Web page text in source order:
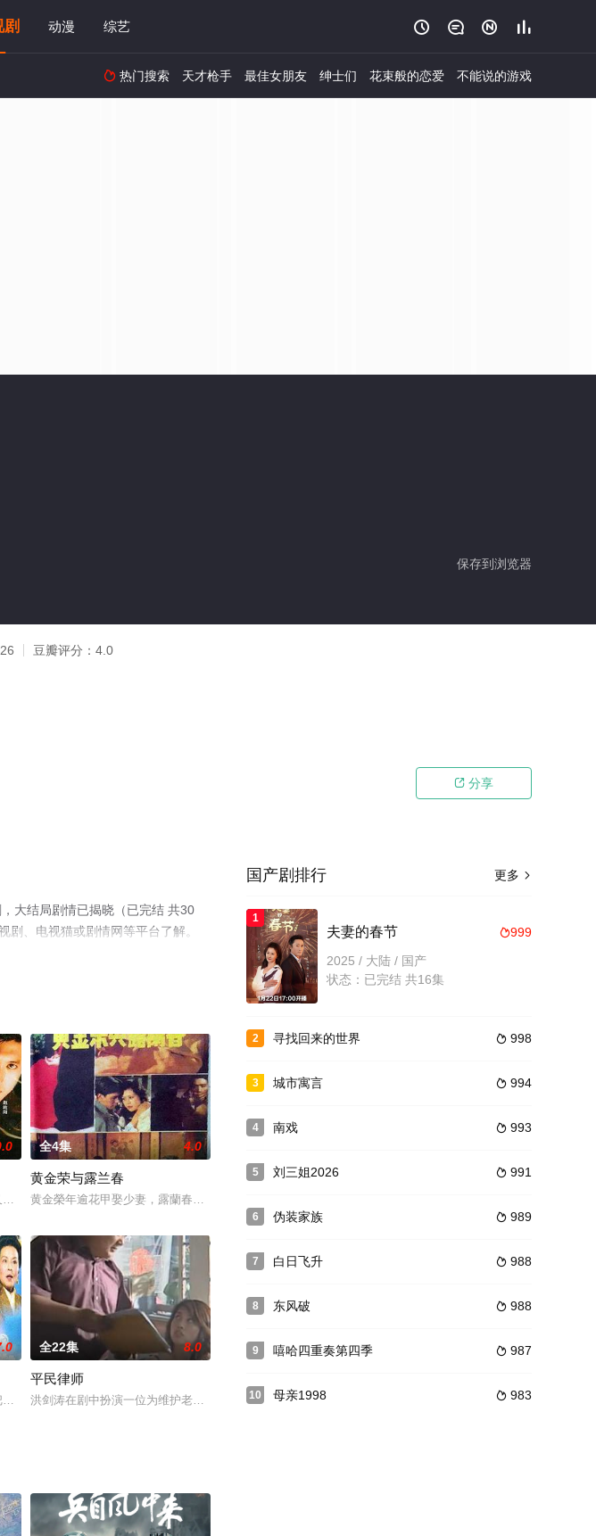
剧 动漫 综艺    
 热门搜索 天才枪手 最佳女朋友 绅士们 花束般的恋爱 不能说的游戏
保存到浏览器
豆瓣评分： 4.0
 分享
大结局剧情已揭晓（已完结 共30
、电视猫或剧情网等平台了解。
老同学闻仲三实施系列罪行：利用兄长尸体掩盖恶行、追逼玉
人追杀灭口；走投无路的沈洋制造了轰动一时的劫机事件，刑警队重案 A组组长江楠奉命乔装医生，经过殊死搏
全4集 4.0
黄金荣与露兰春
黄金榮年逾花甲娶少妻，露蘭春含悲忍痛青絲伴白发。老色狼喜新厭舊强辱少女，名伶思春人海茫茫知音。
杨（李亚鹏 饰）与青梅竹马的女朋友邢佳妮（王宁 饰）相
于偶然之中得到了一批价值连城的黄金，可是，秦阿牛的贪婪连累叶一龙丢掉了性命，叶一龙的
治者的丑恶映现镜中。县官想把它窃为己有，不料宝镜把他和他的大人、仆役的许多丑事都一一抖落出来，使他
全22集 8.0
平民律师
洪剑涛在剧中扮演一位为维护老百姓利益与房地产商斗争的律师张耀威。
更多 
国产剧排行
1
999
夫妻的春节
2025 / 大陆 / 国产
状态：已完结 共16集
2  998
寻找回来的世界
3  994
城市寓言
4  993
南戏
5  991
刘三姐2026
6  989
伪装家族
7  988
白日飞升
8  988
东风破
9  987
嘻哈四重奏第四季
10  983
母亲1998